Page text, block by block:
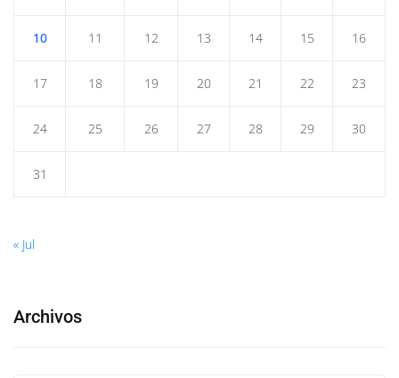
10 11 12 13 14 15 16
17 18 19 20 21 22 23
24 25 26 27 28 29 30
31
« Jul
Archivos